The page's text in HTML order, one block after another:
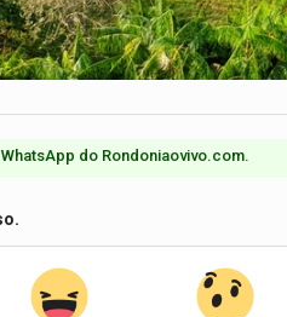
do Rondoniaovivo.com.​